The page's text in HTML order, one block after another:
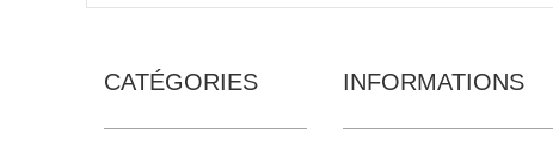
CATÉGORIES INFORMATIONS